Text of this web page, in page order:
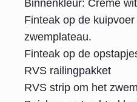
Binnenkleur: Creme wit
Finteak op de
zwemplateau.
Finteak op de
RVS railingpakket
RVS strip om het